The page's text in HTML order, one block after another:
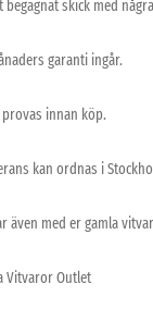
begagnat skick med
garanti ingår.
provas innan köp.
kan ordnas i
även med er gamla
Vitvaror Outlet